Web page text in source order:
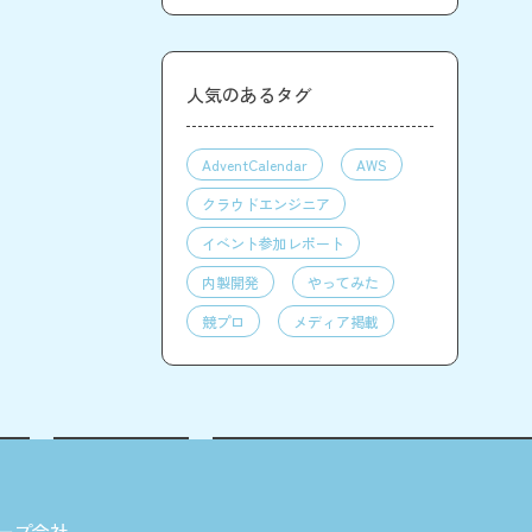
人気のあるタグ
AdventCalendar
AWS
クラウドエンジニア
イベント参加レポート
内製開発
やってみた
競プロ
メディア掲載